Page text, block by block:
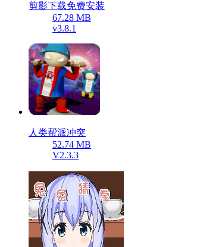
剪影下载免费安装
67.28 MB
v3.8.1
人类帮派冲突
52.74 MB
V2.3.3